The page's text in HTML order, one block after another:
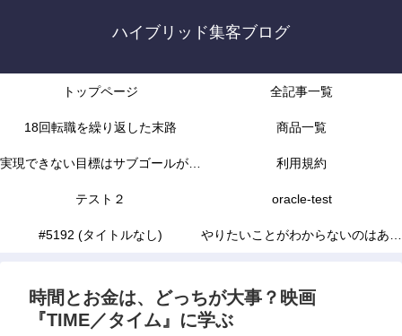
ハイブリッド集客ブログ
トップページ 全記事一覧
18回転職を繰り返した末路 商品一覧
実現できない目標はサブゴールがな
かったから
利用規約
テスト２ oracle-test
#5192 (タイトルなし) やりたいことがわからないのはあな
時間とお金は、どっちが大事？映画
『TIME／タイム』に学ぶ